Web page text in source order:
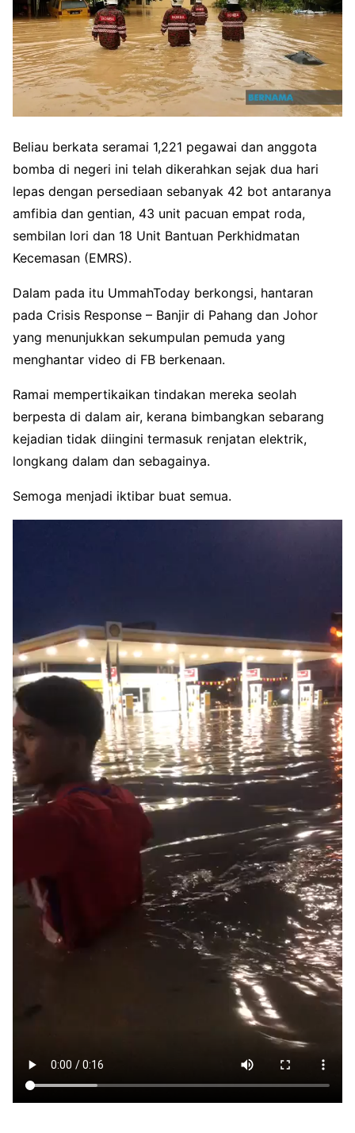
Beliau berkata seramai 1,221 pegawai dan anggota
bomba di negeri ini telah dikerahkan sejak dua hari
lepas dengan persediaan sebanyak 42 bot antaranya
amfibia dan gentian, 43 unit pacuan empat roda,
sembilan lori dan 18 Unit Bantuan Perkhidmatan
Kecemasan (EMRS).
Dalam pada itu UmmahToday berkongsi, hantaran
pada Crisis Response – Banjir di Pahang dan Johor
yang menunjukkan sekumpulan pemuda yang
menghantar video di FB berkenaan.
Ramai mempertikaikan tindakan mereka seolah
berpesta di dalam air, kerana bimbangkan sebarang
kejadian tidak diingini termasuk renjatan elektrik,
longkang dalam dan sebagainya.
Semoga menjadi iktibar buat semua.